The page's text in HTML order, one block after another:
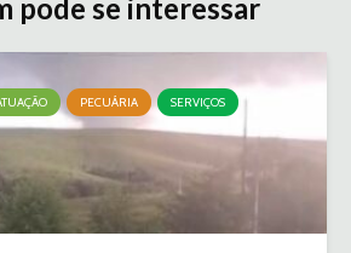
pode se interessar
PECUÁRIA SERVIÇOS